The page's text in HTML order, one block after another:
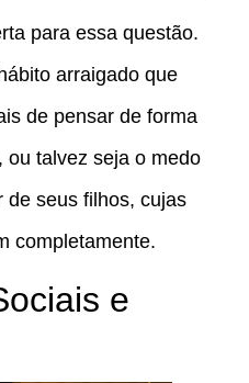
para essa questão.
arraigado que
de pensar de forma
ou talvez seja o medo
de seus filhos, cujas
completamente.
e